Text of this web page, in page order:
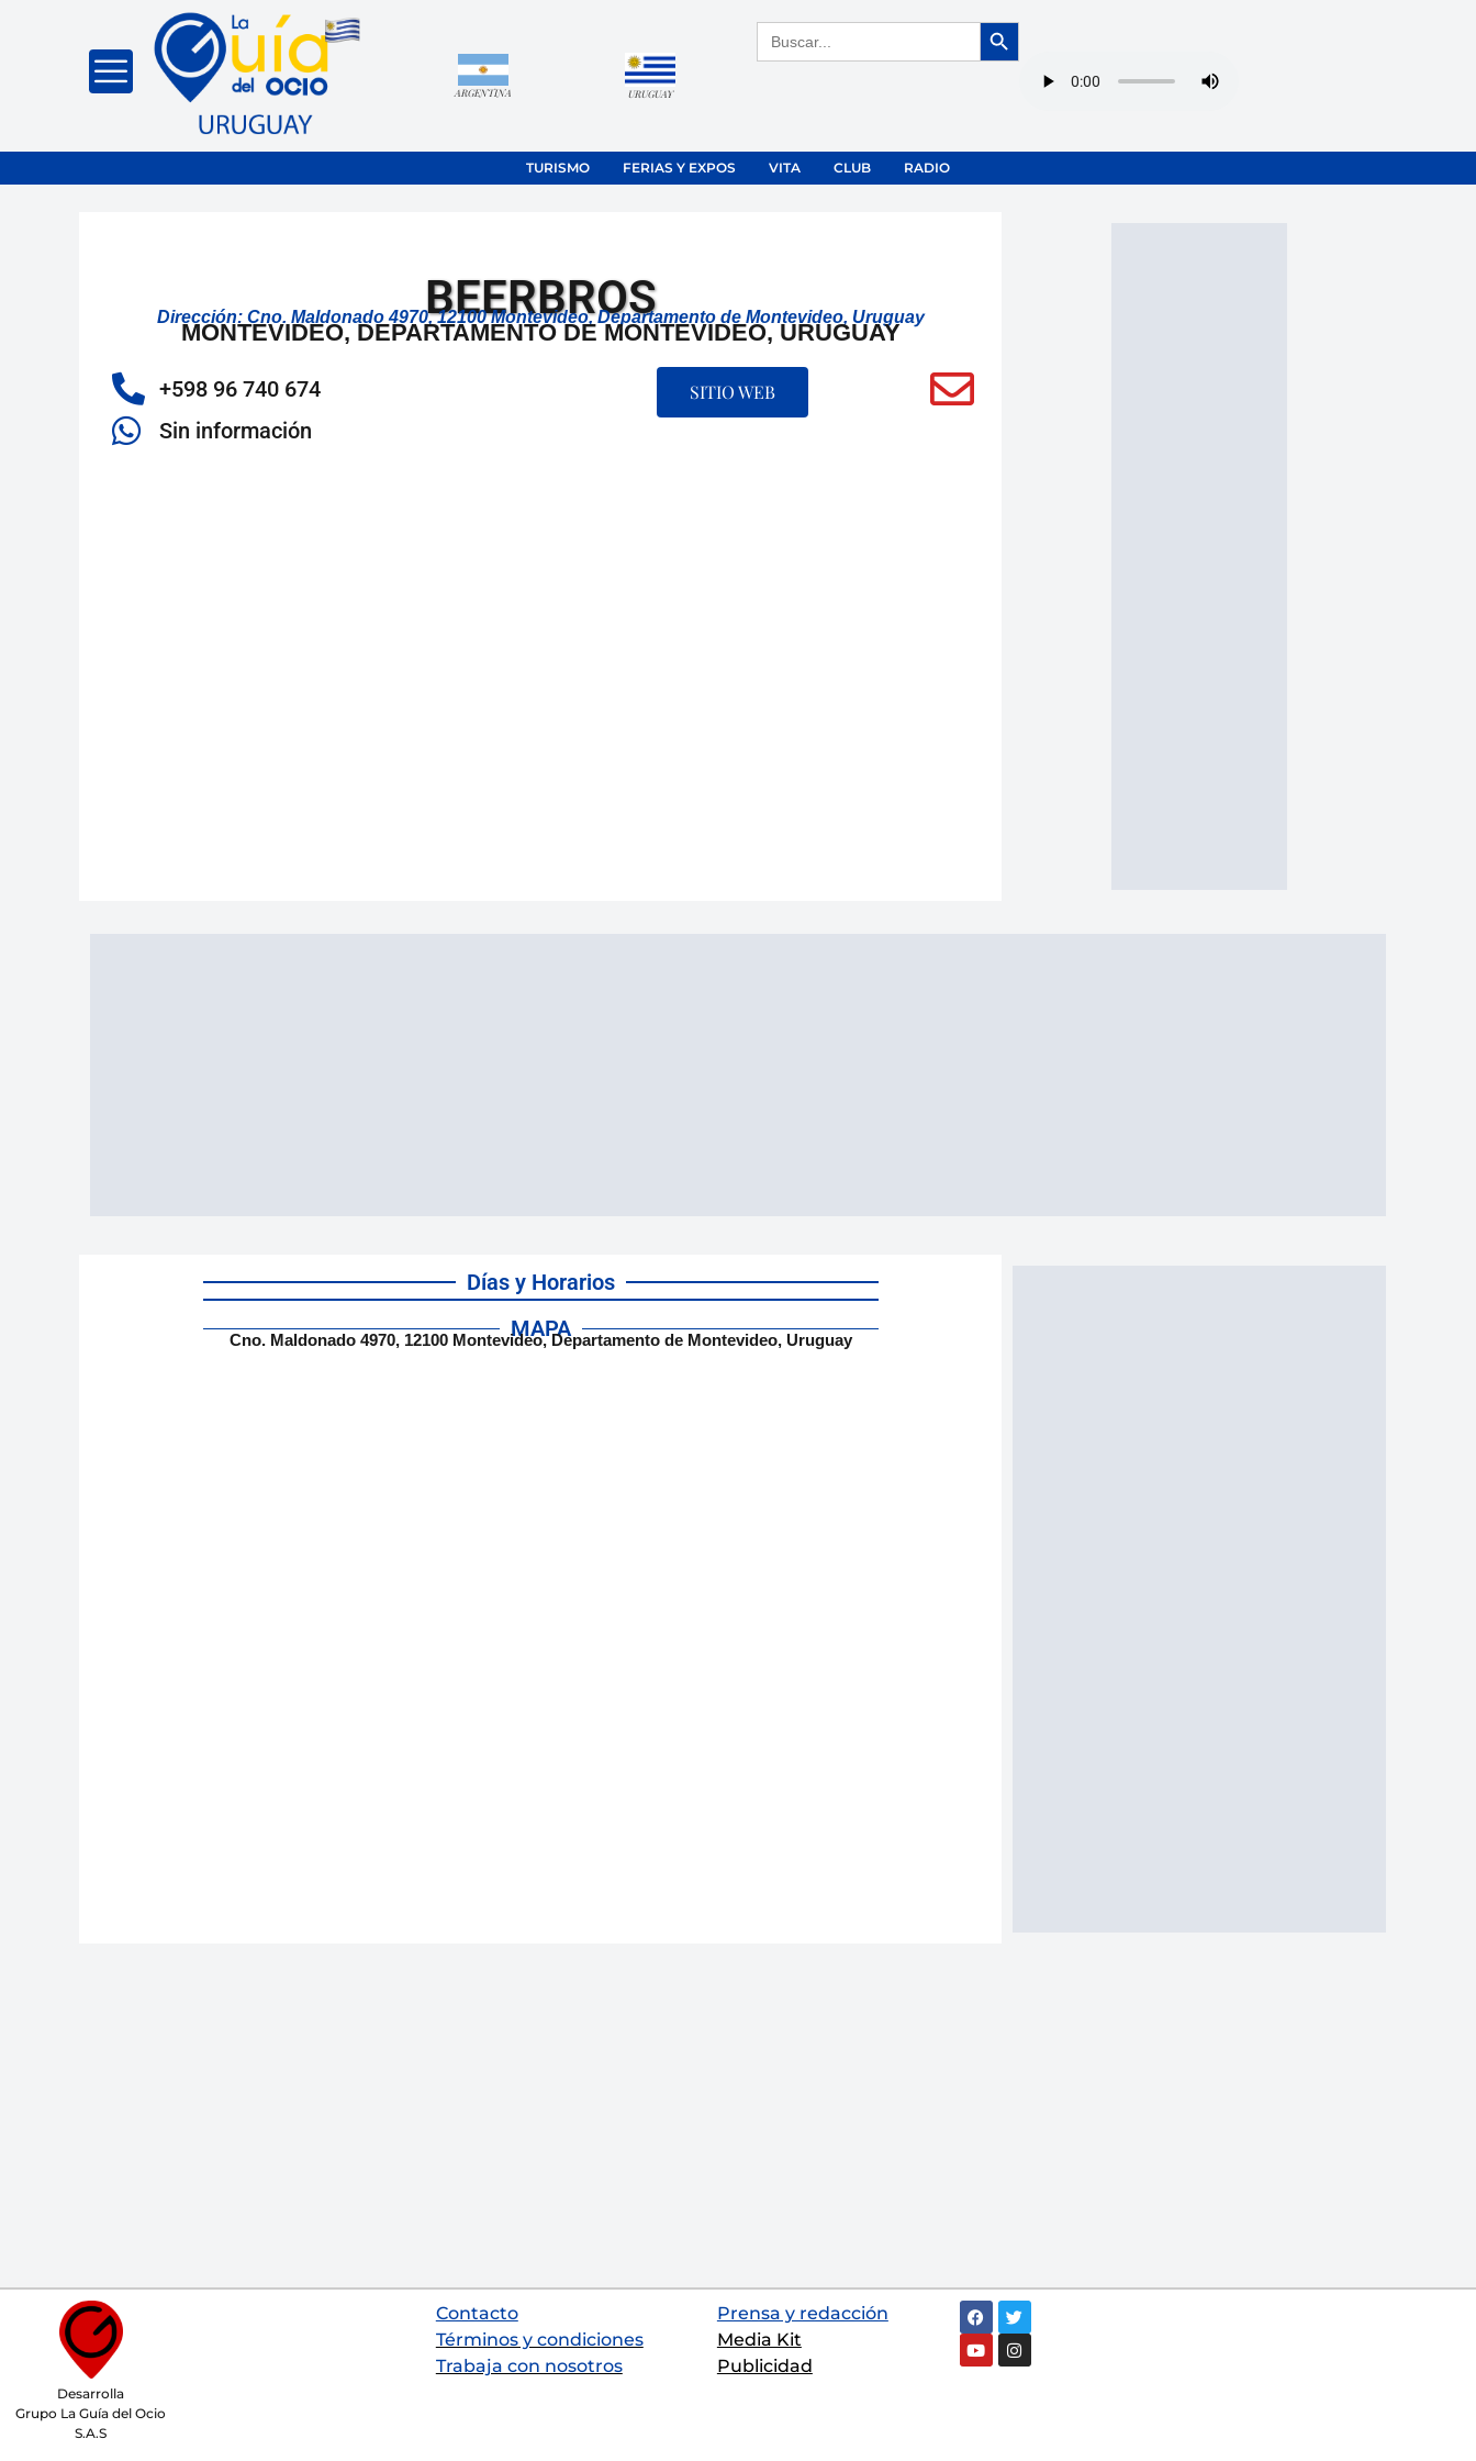
ARGENTINA URUGUAY
Buscar: Botón de búsqueda
TURISMO FERIAS Y EXPOS VITA CLUB RADIO
BEERBROS
Dirección: Cno. Maldonado 4970, 12100 Montevideo, Departamento de Montevideo, Uruguay
MONTEVIDEO, DEPARTAMENTO DE MONTEVIDEO, URUGUAY
+598 96 740 674
Sin información
SITIO WEB
Días y Horarios
MAPA
Cno. Maldonado 4970, 12100 Montevideo, Departamento de Montevideo, Uruguay
Desarrolla
Grupo La Guía del Ocio
S.A.S
Contacto
Términos y condiciones
Trabaja con nosotros
Prensa y redacción
Media Kit
Publicidad